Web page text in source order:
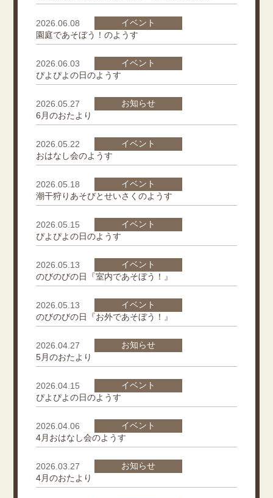
2026.06.08
イベント
園庭であそぼう！のようす
2026.06.03
イベント
ぴよぴよの日のようす
2026.05.27
お知らせ
6月のおたより
2026.05.22
イベント
おはなし会のようす
2026.05.18
イベント
潮干狩りあそびとせいさくのようす
2026.05.15
イベント
ぴよぴよの日のようす
2026.05.13
イベント
のびのびの日『室内であそぼう！』
2026.05.13
イベント
のびのびの日『お外であそぼう！』
2026.04.27
お知らせ
5月のおたより
2026.04.15
イベント
ぴよぴよの日のようす
2026.04.06
イベント
4月おはなし会のようす
2026.03.27
お知らせ
4月のおたより